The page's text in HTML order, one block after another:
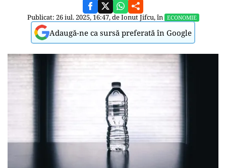
Publicat: 26 iul. 2025, 16:47, deIonut Jifcu, în ECONOMIE
Adaugă-ne ca sursă preferată în Google